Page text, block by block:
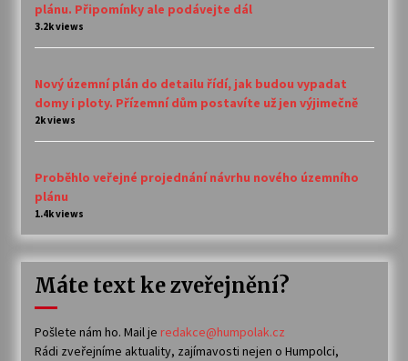
plánu. Připomínky ale podávejte dál
3.2k views
Nový územní plán do detailu řídí, jak budou vypadat
domy i ploty. Přízemní dům postavíte už jen výjimečně
2k views
Proběhlo veřejné projednání návrhu nového územního
plánu
1.4k views
Máte text ke zveřejnění?
Pošlete nám ho. Mail je redakce@humpolak.cz
Rádi zveřejníme aktuality, zajímavosti nejen o Humpolci,